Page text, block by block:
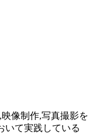
像制作,写真撮影を
いて実践している